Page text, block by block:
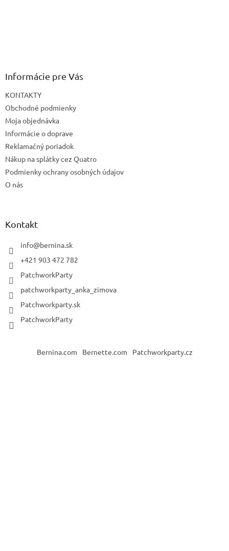
Informácie pre Vás
KONTAKTY
Obchodné podmienky
Moja objednávka
Informácie o doprave
Reklamačný poriadok
Nákup na splátky cez Quatro
Podmienky ochrany osobných údajov
O nás
Kontakt
info@bernina.sk
+421 903 472 782
PatchworkParty
patchworkparty_anka_zimova
Patchworkparty.sk
PatchworkParty
Bernina.com Bernette.com Patchworkparty.cz